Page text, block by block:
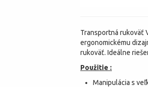
Transportná rukoväť
ergonomickému
rukoväť. Ideálne
Použitie :
Manipulácia s